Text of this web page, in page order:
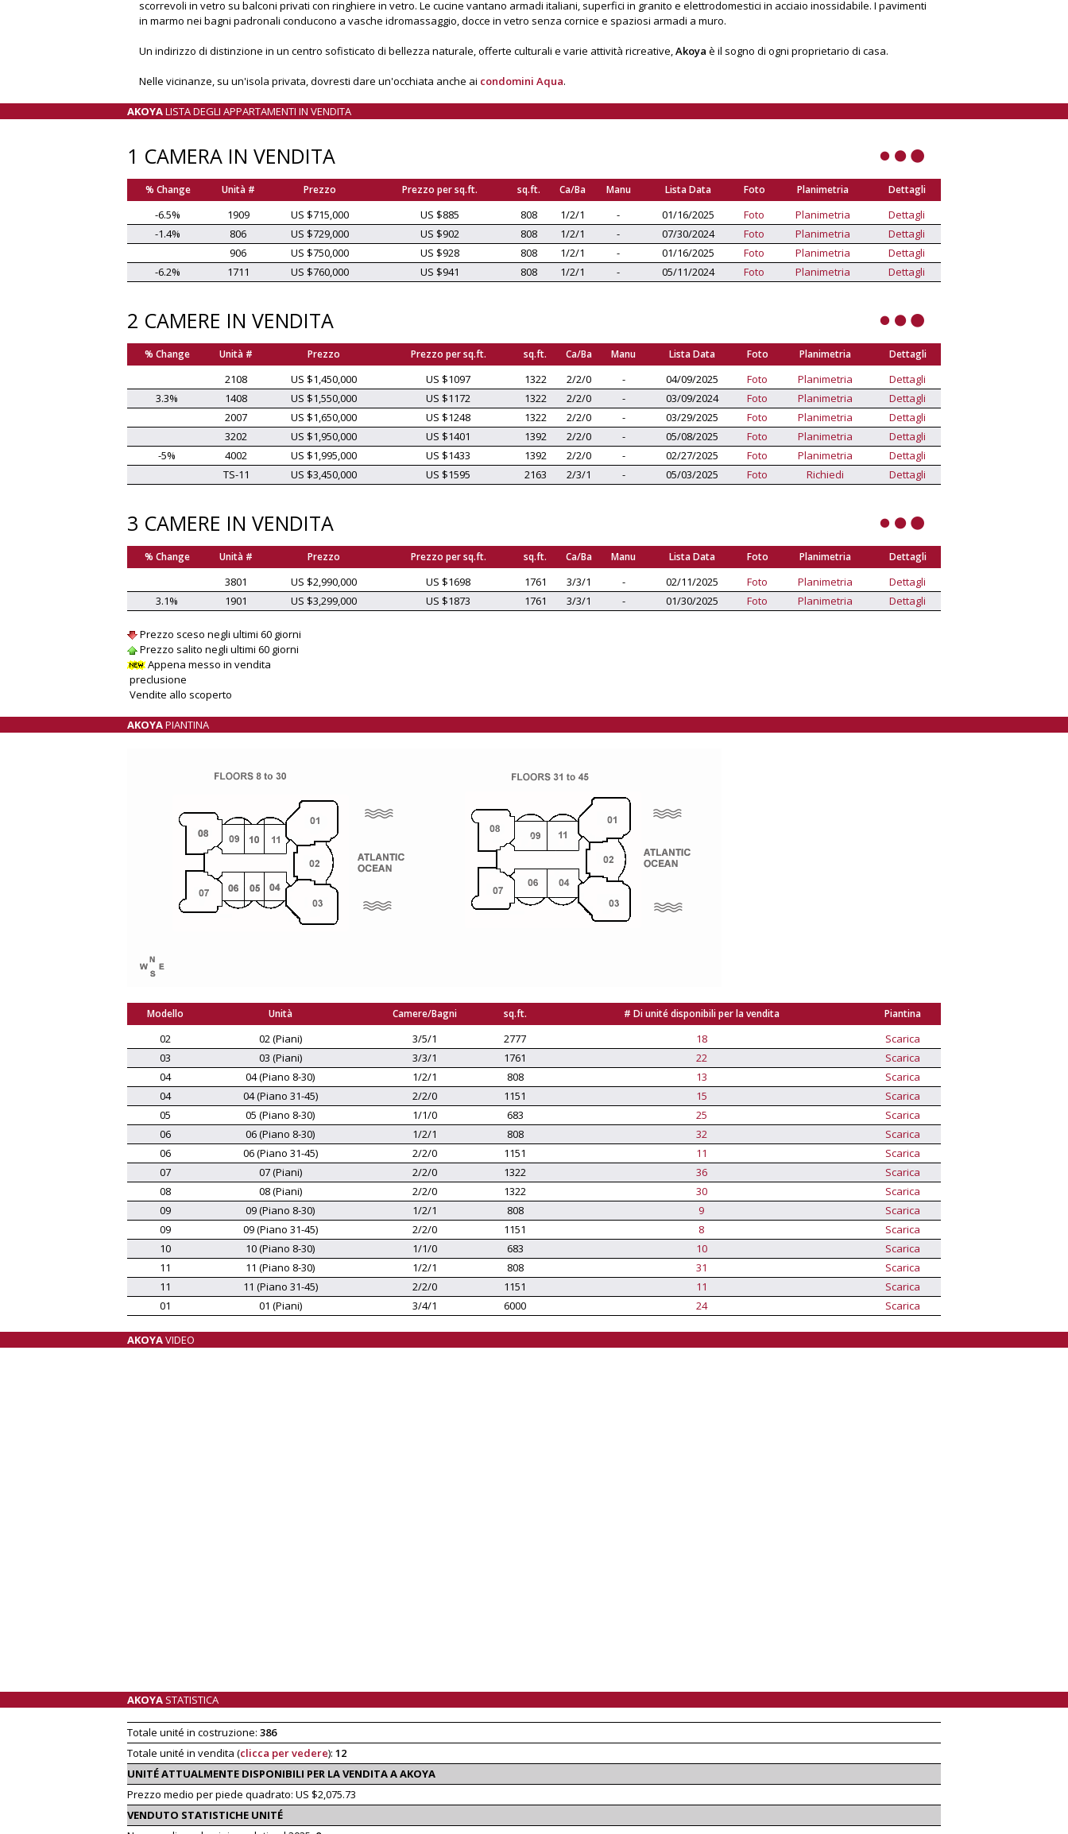
scorrevoli in vetro su balconi privati con ringhiere in vetro. Le cucine vantano armadi italiani, superfici in granito e elettrodomestici in acciaio inossidabile. I pavimenti
in marmo nei bagni padronali conducono a vasche idromassaggio, docce in vetro senza cornice e spaziosi armadi a muro.
Un indirizzo di distinzione in un centro sofisticato di bellezza naturale, offerte culturali e varie attività ricreative,Akoya è il sogno di ogni proprietario di casa.
Nelle vicinanze, su un'isola privata, dovresti dare un'occhiata anche ai condomini Aqua.
AKOYALISTA DEGLI APPARTAMENTI IN VENDITA
1 CAMERA IN VENDITA
% Change Unità # Prezzo Prezzo per sq.ft. sq.ft. Ca/Ba Manu Lista Data Foto Planimetria Dettagli
-6.5% 1909 US $715,000 US $885 808 1/2/1 - 01/16/2025 Foto Planimetria
Dettagli
-1.4%
806 US $729,000 US $902 808 1/2/1 - 07/30/2024 Foto Planimetria
Dettagli
906
US $750,000 US $928 808 1/2/1 - 01/16/2025 Foto Planimetria
Dettagli
-6.2%
1711 US $760,000 US $941 808 1/2/1 - 05/11/2024 Foto Planimetria Dettagli
2 CAMERE IN VENDITA
% Change Unità # Prezzo Prezzo per sq.ft. sq.ft. Ca/Ba Manu Lista Data Foto Planimetria Dettagli
2108 US $1,450,000 US $1097 1322 2/2/0 - 04/09/2025 Foto Planimetria
Dettagli
3.3%
1408 US $1,550,000 US $1172 1322 2/2/0 - 03/09/2024 Foto Planimetria
Dettagli
2007
US $1,650,000 US $1248 1322 2/2/0 - 03/29/2025 Foto Planimetria
Dettagli
3202
US $1,950,000 US $1401 1392 2/2/0 - 05/08/2025 Foto Planimetria
Dettagli
-5%
4002 US $1,995,000 US $1433 1392 2/2/0 - 02/27/2025 Foto Planimetria
Dettagli
TS-11
US $3,450,000 US $1595 2163 2/3/1 - 05/03/2025 Foto Richiedi Dettagli
3 CAMERE IN VENDITA
% Change Unità # Prezzo Prezzo per sq.ft. sq.ft. Ca/Ba Manu Lista Data Foto Planimetria Dettagli
3801 US $2,990,000 US $1698 1761 3/3/1 - 02/11/2025 Foto Planimetria
Dettagli
3.1%
1901 US $3,299,000 US $1873 1761 3/3/1 - 01/30/2025 Foto Planimetria Dettagli
Prezzo sceso negli ultimi 60 giorni
Prezzo salito negli ultimi 60 giorni
Appena messo in vendita
preclusione
Vendite allo scoperto
AKOYAPIANTINA
Modello Unità Camere/Bagni sq.ft. # Di unité disponibili per la vendita Piantina
02 02 (Piani) 3/5/1 2777 18
Scarica
03
03 (Piani) 3/3/1 1761 22
Scarica
04
04 (Piano 8-30) 1/2/1 808 13
Scarica
04
04 (Piano 31-45) 2/2/0 1151 15
Scarica
05
05 (Piano 8-30) 1/1/0 683 25
Scarica
06
06 (Piano 8-30) 1/2/1 808 32
Scarica
06
06 (Piano 31-45) 2/2/0 1151 11
Scarica
07
07 (Piani) 2/2/0 1322 36
Scarica
08
08 (Piani) 2/2/0 1322 30
Scarica
09
09 (Piano 8-30) 1/2/1 808 9
Scarica
09
09 (Piano 31-45) 2/2/0 1151 8
Scarica
10
10 (Piano 8-30) 1/1/0 683 10
Scarica
11
11 (Piano 8-30) 1/2/1 808 31
Scarica
11
11 (Piano 31-45) 2/2/0 1151 11
Scarica
01
01 (Piani) 3/4/1 6000 24 Scarica
AKOYAVIDEO
AKOYA STATISTICA
Totale unité in costruzione: 386
Totale unité in vendita (clicca per vedere): 12
UNITÉ ATTUALMENTE DISPONIBILI PER LA VENDITA A AKOYA
Prezzo medio per piede quadrato: US $2,075.73
VENDUTO STATISTICHE UNITÉ